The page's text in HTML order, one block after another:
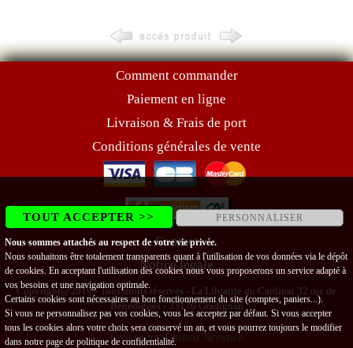
Comment commander
Paiement en ligne
Livraison & Frais de port
Conditions générales de vente
Contact
Notice légale
Copyright@2019 - Tous droits réservés - La Librairie du Cardinal 32 rue de
Bénédigues - 33170 Gradignan
Conception Lithium Network
TOUT ACCEPTER >> PERSONNALISER
Nous sommes attachés au respect de votre vie privée.
Nous souhaitons être totalement transparents quant à l'utilisation de vos données via le dépôt
de cookies. En acceptant l'utilisation des cookies nous vous proposerons un service adapté à
vos besoins et une navigation optimale.
Certains cookies sont nécessaires au bon fonctionnement du site (comptes, paniers...).
Si vous ne personnalisez pas vos cookies, vous les acceptez par défaut. Si vous accepter
tous les cookies alors votre choix sera conservé un an, et vous pourrez toujours le modifier
dans notre page de politique de confidentialité.